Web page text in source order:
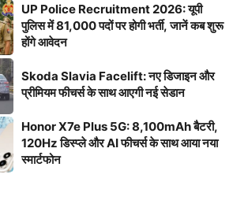
UP Police Recruitment 2026: यूपी
पुलिस में 81,000 पदों पर होगी भर्ती, जानें कब शुरू
होंगे आवेदन
Skoda Slavia Facelift: नए डिजाइन और
प्रीमियम फीचर्स के साथ आएगी नई सेडान
Honor X7e Plus 5G: 8,100mAh बैटरी,
120Hz डिस्प्ले और AI फीचर्स के साथ आया नया
स्मार्टफोन